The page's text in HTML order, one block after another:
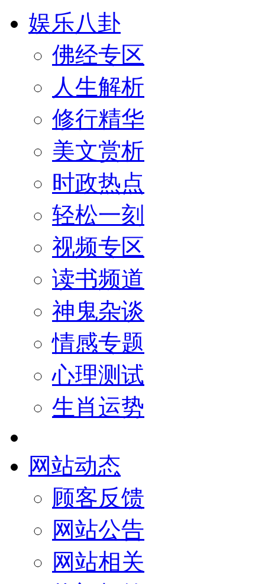
娱乐八卦
佛经专区
人生解析
修行精华
美文赏析
时政热点
轻松一刻
视频专区
读书频道
神鬼杂谈
情感专题
心理测试
生肖运势
网站动态
顾客反馈
网站公告
网站相关